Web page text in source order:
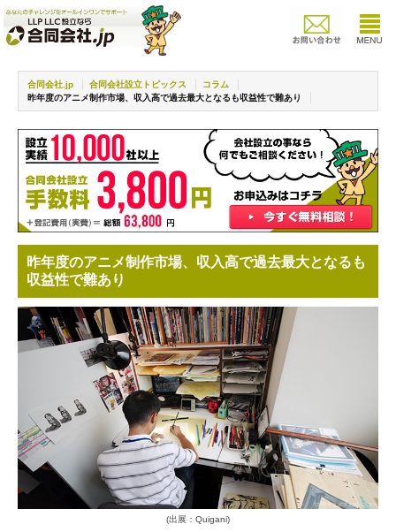
合同会社.jp 合同会社設立トピックス
コラム
昨年度のアニメ制作市場、収入高で過去最大となるも収益性で難あり
昨年度のアニメ制作市場、収入高で過去最大となるも
収益性で難あり
(出展：Quigani)